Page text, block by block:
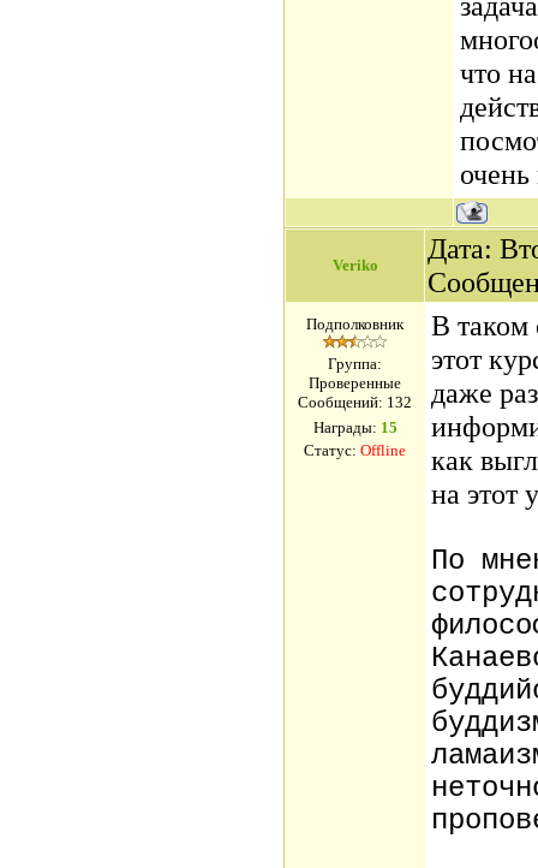
что
Veriko
Дата:
Подполковник
Группа:
Проверенные
Сообщений: 132
Награды: 15
Статус: Offline
В таком
этот
даже
как
на этот
По